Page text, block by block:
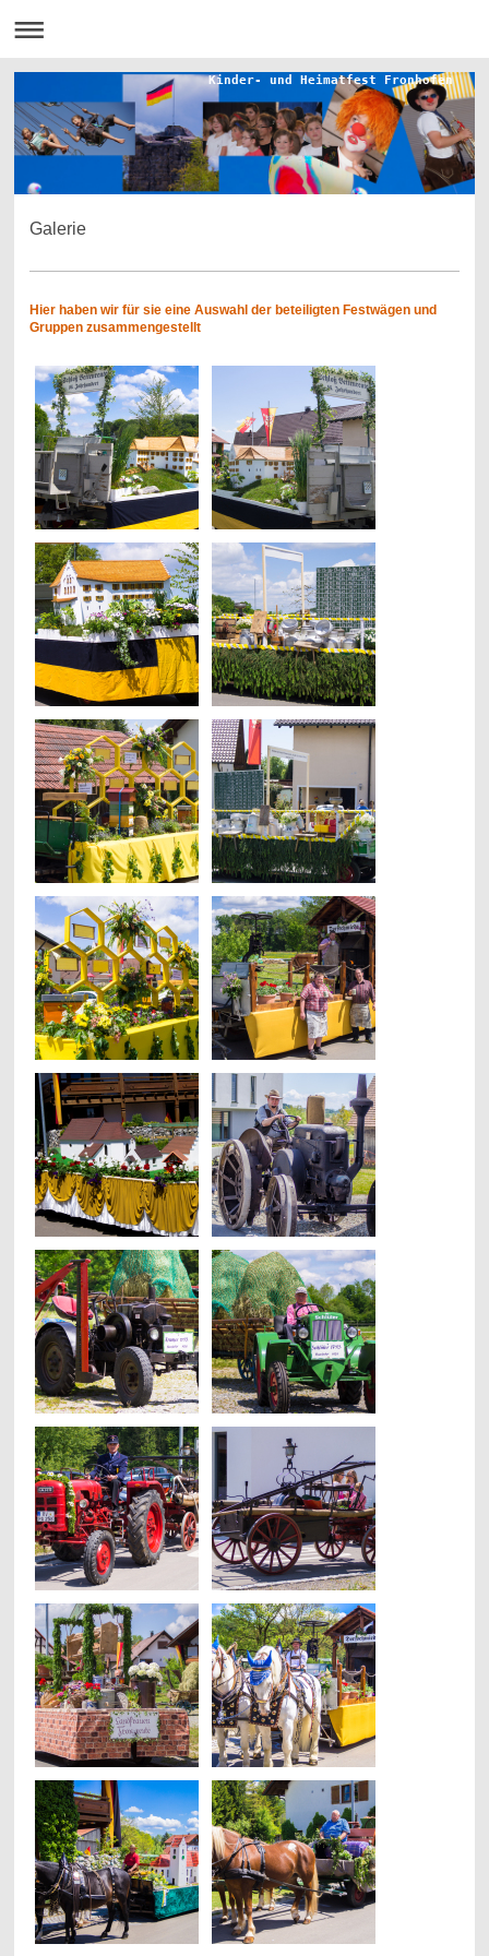
Kinder- und Heimatfest Fronhofen
Galerie
Hier haben wir für sie eine Auswahl der beteiligten Festwägen und
Gruppen zusammengestellt